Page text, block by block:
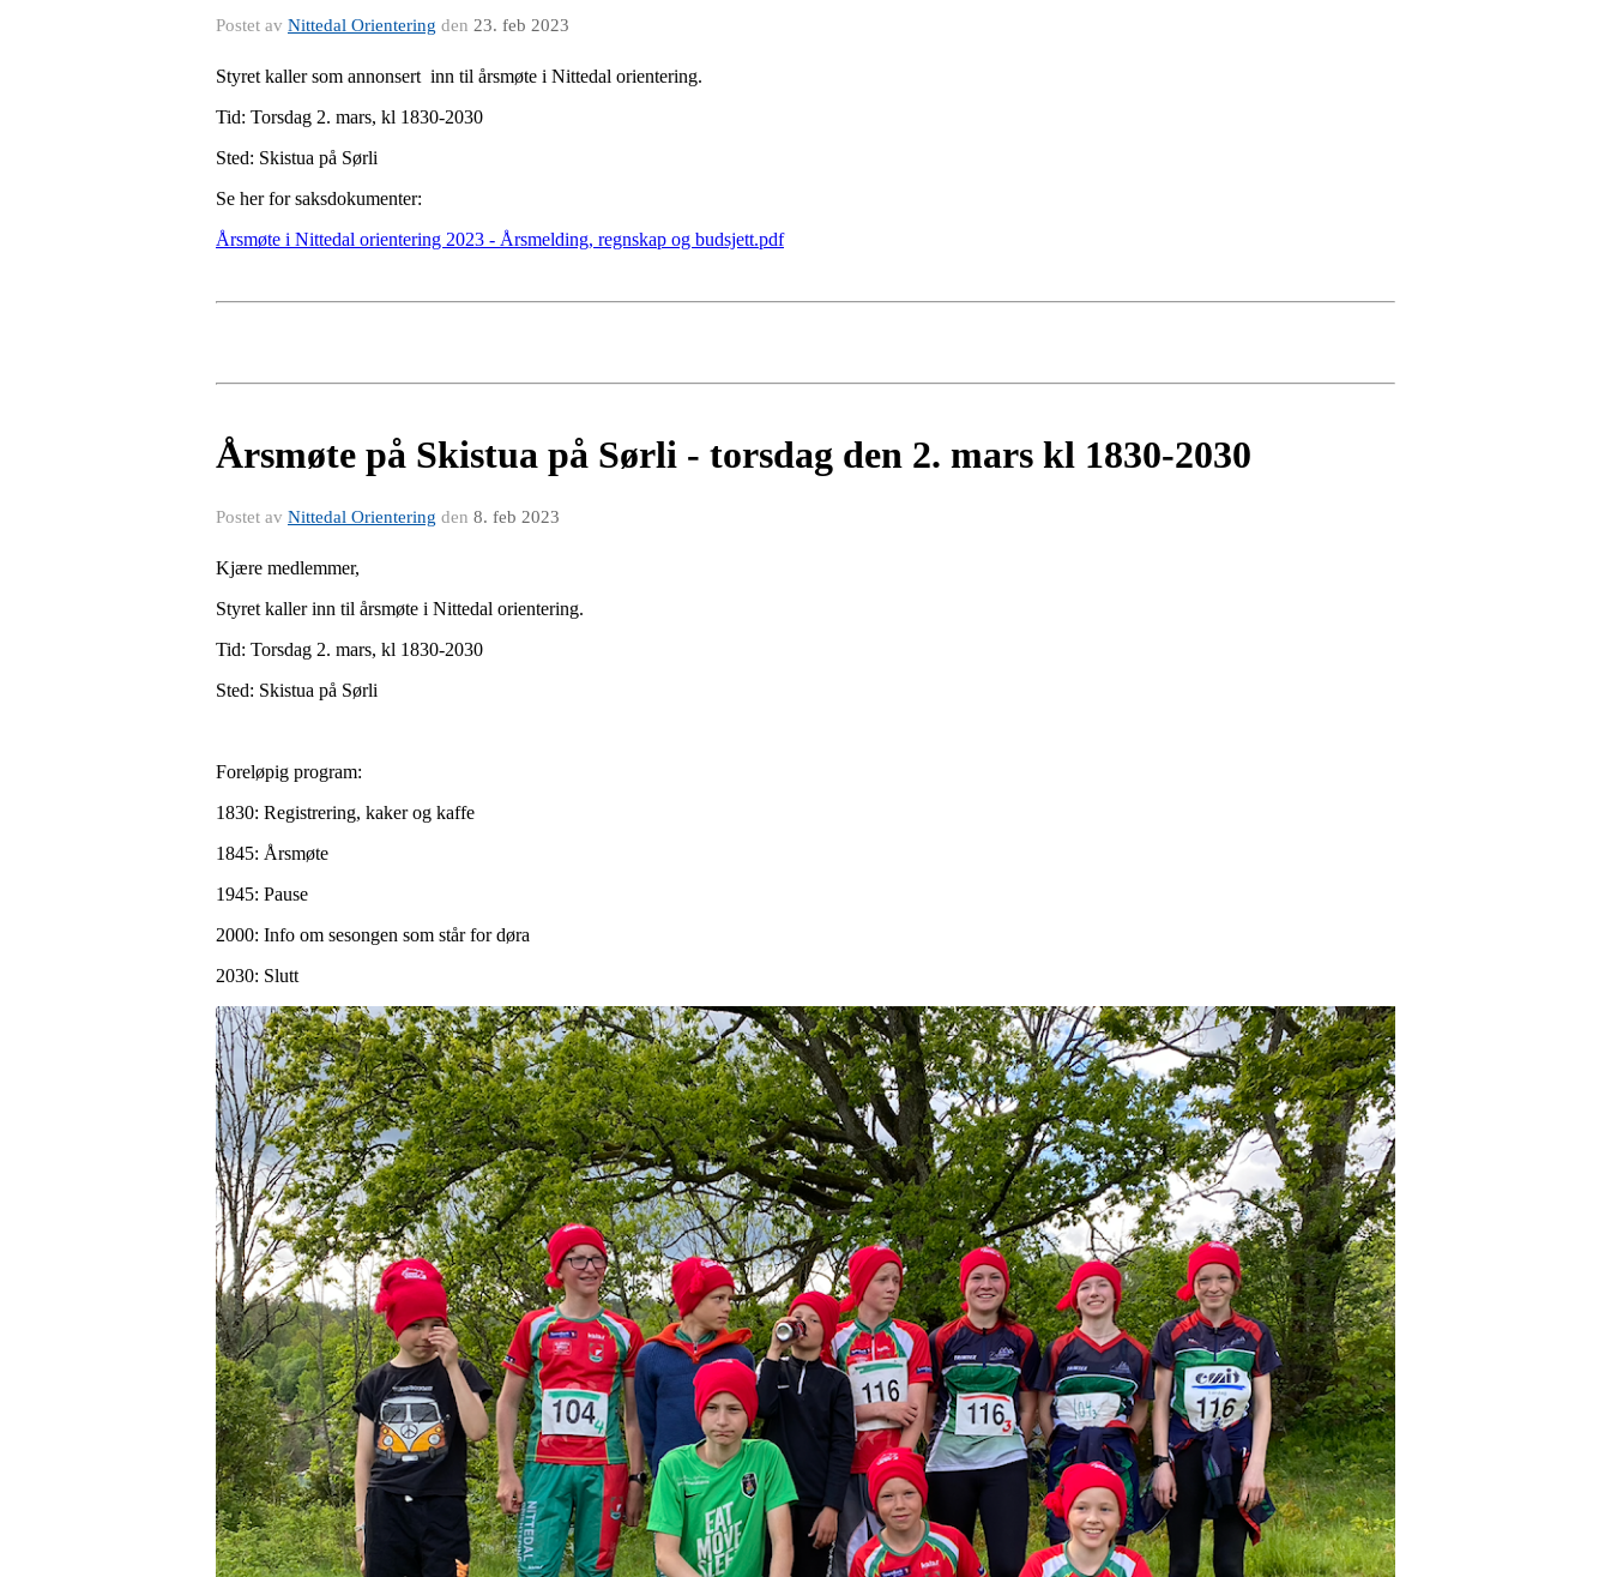
Postet av Nittedal Orientering den 23. feb 2023
Styret kaller som annonsert inn til årsmøte i Nittedal orientering.
Tid: Torsdag 2. mars, kl 1830-2030
Sted: Skistua på Sørli
Se her for saksdokumenter:
Årsmøte i Nittedal orientering 2023 - Årsmelding, regnskap og budsjett.pdf
Årsmøte på Skistua på Sørli - torsdag den 2. mars kl 1830-2030
Postet av Nittedal Orientering den 8. feb 2023
Kjære medlemmer,
Styret kaller inn til årsmøte i Nittedal orientering.
Tid: Torsdag 2. mars, kl 1830-2030
Sted: Skistua på Sørli
Foreløpig program:
1830: Registrering, kaker og kaffe
1845: Årsmøte
1945: Pause
2000: Info om sesongen som står for døra
2030: Slutt